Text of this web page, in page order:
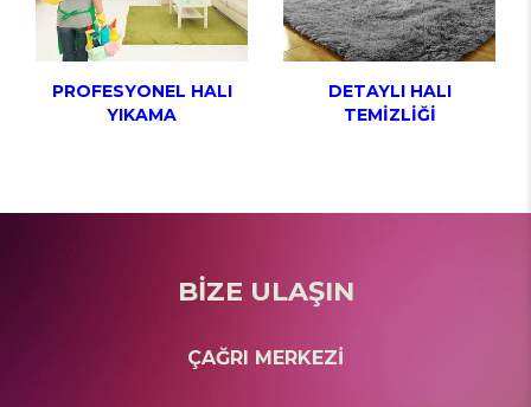
PROFESYONEL HALI
YIKAMA
DETAYLI HALI
TEMİZLİĞİ
BİZE ULAŞIN
ÇAĞRI MERKEZİ